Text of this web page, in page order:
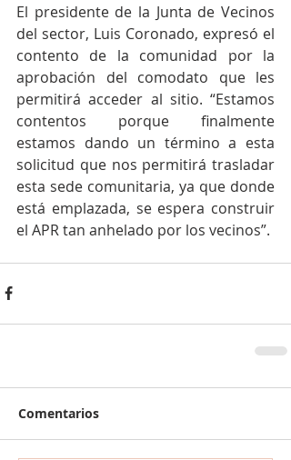
El presidente de la Junta de Vecinos
del sector, Luis Coronado, expresó el
contento de la comunidad por la
aprobación del comodato que les
permitirá acceder al sitio. “Estamos
contentos porque finalmente
estamos dando un término a esta
solicitud que nos permitirá trasladar
esta sede comunitaria, ya que donde
está emplazada, se espera construir
el APR tan anhelado por los vecinos”.
Comentarios